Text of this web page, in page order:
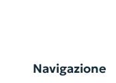
Navigazione